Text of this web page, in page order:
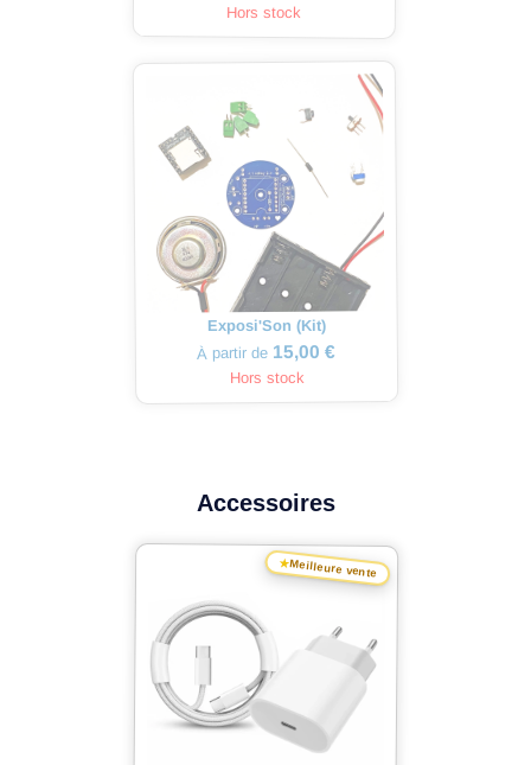
Hors stock
Exposi'Son (Kit)
À partir de 15,00 €
Hors stock
Accessoires
★Meilleure vente